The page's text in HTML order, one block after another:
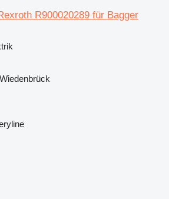
R900020289 für Bagger